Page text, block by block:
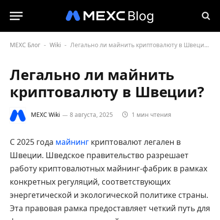
MEXC Блог - Wiki - Легально ли майнить криптовалюту в Швеции?
Легально ли майнить
криптовалюту в Швеции?
MEXC Wiki 8 августа, 2025 1 мин чтения
С 2025 года майнинг криптовалют легален в
Швеции. Шведское правительство разрешает
работу криптовалютных майнинг-фабрик в рамках
конкретных регуляций, соответствующих
энергетической и экологической политике страны.
Эта правовая рамка предоставляет четкий путь для